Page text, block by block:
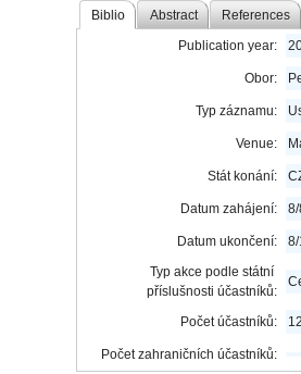
Biblio Abstract References
Publication year:
Obor:
Typ záznamu:
Venue:
Stát konání:
Datum zahájení:
Datum ukončení:
8/
Typ akce podle státní
příslušnosti účastníků:
Počet účastníků:
Počet zahraničních účastníků: